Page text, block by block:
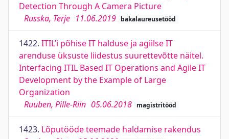
Detection Through A Camera Picture
Russka, Terje 11.06.2019 bakalaureusetööd
1422. ITIL’i põhise IT halduse ja agiilse IT
arenduse üksuste liidestus suurettevõtte näitel.
Interfacing ITIL Based IT Operations and Agile IT
Development by the Example of Large
Organization
Ruuben, Pille-Riin 05.06.2018 magistritööd
1423. Lõputööde teemade haldamise rakendus